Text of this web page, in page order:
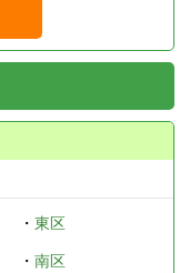
・東区
・南区